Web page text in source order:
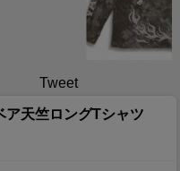
Tweet
天竺ロングTシャツ